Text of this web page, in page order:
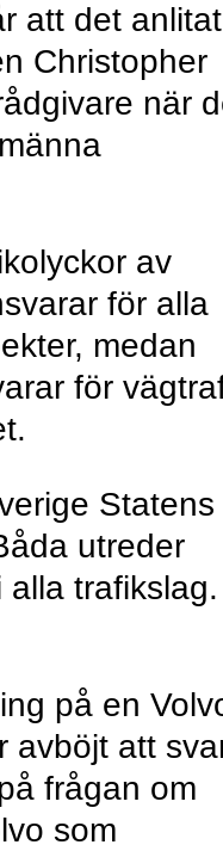
att det anlitat
Christopher
när
av
för alla
medan
för
Statens
utreder
trafikslag.
på en
avböjt att
frågan om
som